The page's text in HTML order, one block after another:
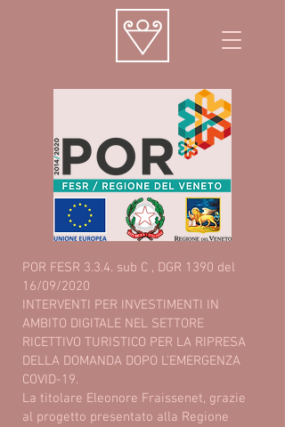
POR FESR 3.3.4. sub C , DGR 1390 del
16/09/2020
INTERVENTI PER INVESTIMENTI IN
AMBITO DIGITALE NEL SETTORE
RICETTIVO TURISTICO PER LA RIPRESA
DELLA DOMANDA DOPO L’EMERGENZA
COVID-19.
La titolare Eleonore Fraissenet, grazie
al progetto presentato alla Regione